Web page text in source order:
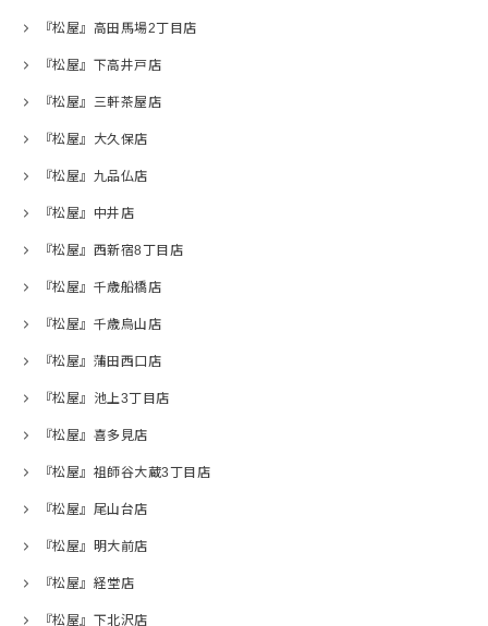
『松屋』高田馬場2丁目店
『松屋』下高井戸店
『松屋』三軒茶屋店
『松屋』大久保店
『松屋』九品仏店
『松屋』中井店
『松屋』西新宿8丁目店
『松屋』千歳船橋店
『松屋』千歳烏山店
『松屋』蒲田西口店
『松屋』池上3丁目店
『松屋』喜多見店
『松屋』祖師谷大蔵3丁目店
『松屋』尾山台店
『松屋』明大前店
『松屋』経堂店
『松屋』下北沢店